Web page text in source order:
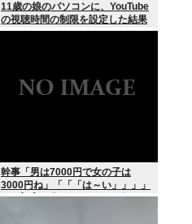
11歳の娘のパソコンに、YouTube
の視聴時間の制限を設定した結果
幹事「男は7000円で女の子は
3000円ね」「「「は～い」」」」
（ヽ´ん`）「あ？ ちょっと待て